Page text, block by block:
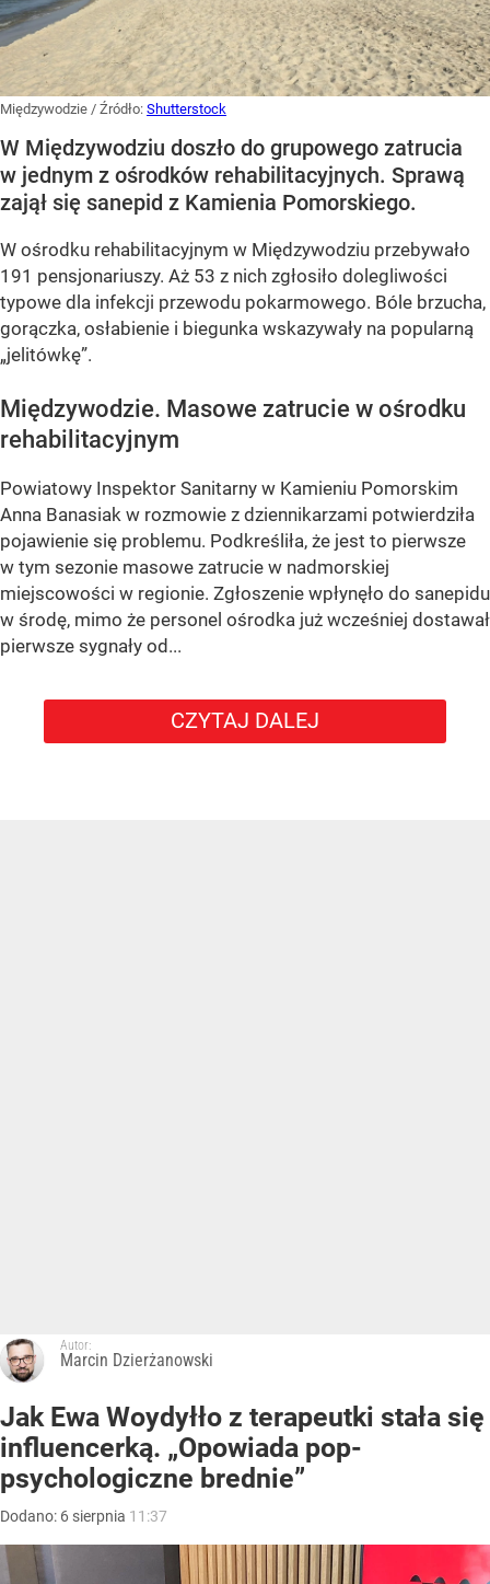
Międzywodzie / Źródło: Shutterstock
W Międzywodziu doszło do grupowego zatrucia
w jednym z ośrodków rehabilitacyjnych. Sprawą
zajął się sanepid z Kamienia Pomorskiego.
W ośrodku rehabilitacyjnym w Międzywodziu przebywało
191 pensjonariuszy. Aż 53 z nich zgłosiło dolegliwości
typowe dla infekcji przewodu pokarmowego. Bóle brzucha,
gorączka, osłabienie i biegunka wskazywały na popularną
„jelitówkę”.
Międzywodzie. Masowe zatrucie w ośrodku
rehabilitacyjnym
Powiatowy Inspektor Sanitarny w Kamieniu Pomorskim
Anna Banasiak w rozmowie z dziennikarzami potwierdziła
pojawienie się problemu. Podkreśliła, że jest to pierwsze
w tym sezonie masowe zatrucie w nadmorskiej
miejscowości w regionie. Zgłoszenie wpłynęło do sanepidu
w środę, mimo że personel ośrodka już wcześniej dostawał
pierwsze sygnały od...
CZYTAJ DALEJ
Autor:
Marcin Dzierżanowski
Jak Ewa Woydyłło z terapeutki stała się
influencerką. „Opowiada pop-
psychologiczne brednie”
Dodano: 6 sierpnia 11:37